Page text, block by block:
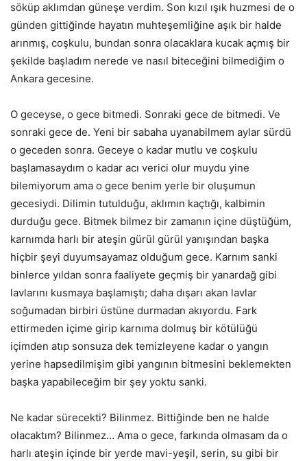
söküp aklımdan güneşe verdim. Son kızıl ışık huzmesi de o
günden gittiğinde hayatın muhteşemliğine aşık bir halde
arınmış, coşkulu, bundan sonra olacaklara kucak açmış bir
şekilde başladım nerede ve nasıl biteceğini bilmediğim o
Ankara gecesine.
O geceyse, o gece bitmedi. Sonraki gece de bitmedi. Ve
sonraki gece de. Yeni bir sabaha uyanabilmem aylar sürdü
o geceden sonra. Geceye o kadar mutlu ve coşkulu
başlamasaydım o kadar acı verici olur muydu yine
bilemiyorum ama o gece benim yerle bir oluşumun
gecesiydi. Dilimin tutulduğu, aklımın kaçtığı, kalbimin
durduğu gece. Bitmek bilmez bir zamanın içine düştüğüm,
karnımda harlı bir ateşin gürül gürül yanışından başka
hiçbir şeyi duyumsayamaz olduğum gece. Karnım sanki
binlerce yıldan sonra faaliyete geçmiş bir yanardağ gibi
lavlarını kusmaya başlamıştı; daha dışarı akan lavlar
soğumadan birbiri üstüne durmadan akıyordu. Fark
ettirmeden içime girip karnıma dolmuş bir kötülüğü
içimden atıp sonsuza dek temizleyene kadar o yangın
yerine hapsedilmişim gibi yangının bitmesini beklemekten
başka yapabileceğim bir şey yoktu sanki.
Ne kadar sürecekti? Bilinmez. Bittiğinde ben ne halde
olacaktım? Bilinmez… Ama o gece, farkında olmasam da o
harlı ateşin içinde bir yerde mavi-yeşil, serin, su gibi bir